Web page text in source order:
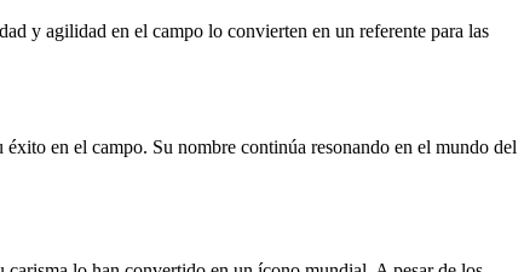
y agilidad en el campo lo convierten en un referente para las
en el campo. Su nombre continúa resonando en el mundo del